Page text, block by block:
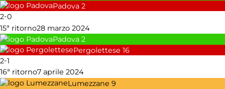
Padova 2
2-0
15ª ritorno28 marzo 2024
Padova 2
Pergolettese 16
2-1
16ª ritorno7 aprile 2024
Lumezzane 9